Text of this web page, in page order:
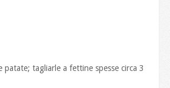
patate; tagliarle a fettine spesse circa 3